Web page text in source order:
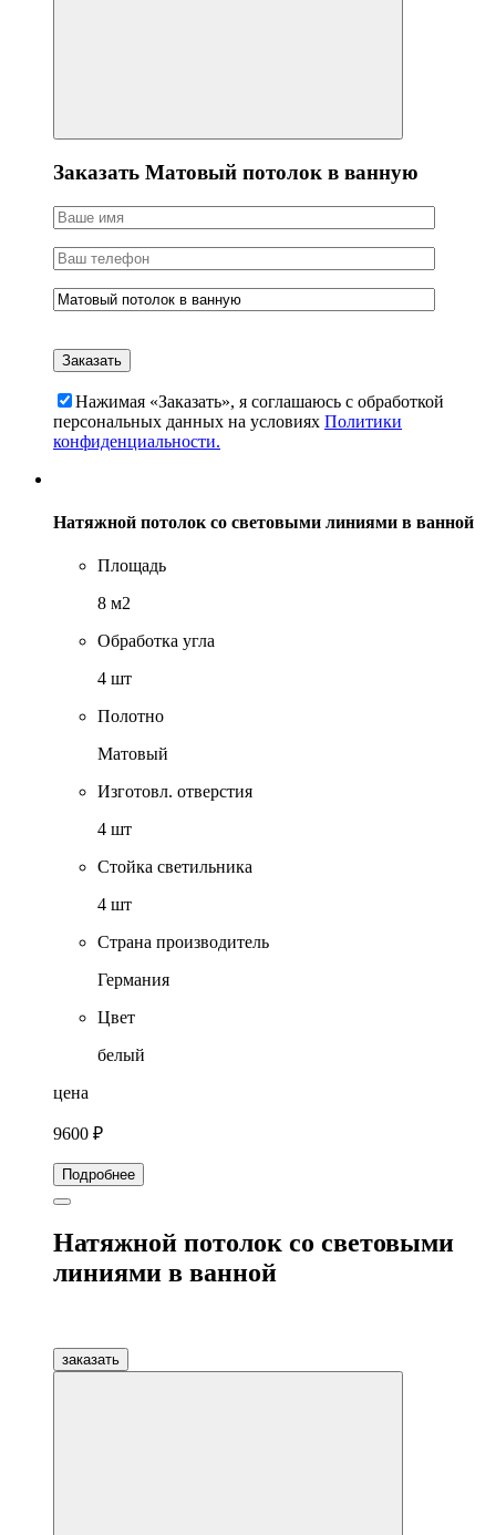
Заказать Матовый потолок в ванную
Нажимая «Заказать», я соглашаюсь c обработкой
персональных данных на условиях Политики
конфиденциальности.
Натяжной потолок со световыми линиями в ванной
Площадь
8 м2
Обработка угла
4 шт
Полотно
Матовый
Изготовл. отверстия
4 шт
Стойка светильника
4 шт
Страна производитель
Германия
Цвет
белый
цена
9600 ₽
Подробнее
Натяжной потолок со световыми
линиями в ванной
заказать